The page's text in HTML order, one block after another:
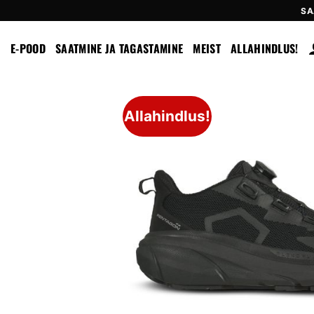
to
content
E-POOD SAATMINE JA TAGASTAMINE MEIST ALLAHINDLUS!
Allahindlus!